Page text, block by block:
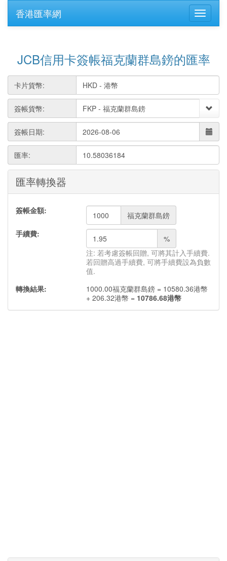
香港匯率網
JCB信用卡簽帳福克蘭群島鎊的匯率
卡片貨幣:
簽帳貨幣:
簽帳日期:
匯率: 10.58036184
匯率轉換器
簽帳金額:
福克蘭群島鎊
手續費:
%
注: 若考慮簽帳回贈, 可將其計入手續費.
若回贈高過手續費, 可將手續費設為負數
值.
轉換結果:
1000.00福克蘭群島鎊 = 10580.36港幣
+ 206.32港幣 = 10786.68港幣